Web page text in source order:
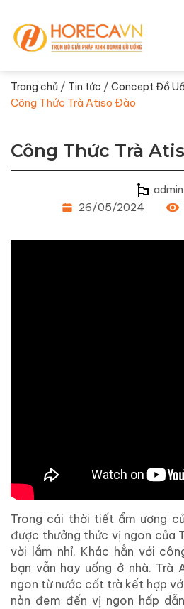
Trang chủ / Tin tức / Concept Đồ
Công Thức Trà Atiso Đào
Công Thức Trà
admin
26/05/2024
Trong cái thời tiết ẩm ương
được thưởng thức vị ngon của
vời lắm nhỉ. Khác hẳn với
bạn vẫn hay uống ở nhà.
ngon từ nước cốt trà kết hợp
nàn đem đến vị ngon hấp